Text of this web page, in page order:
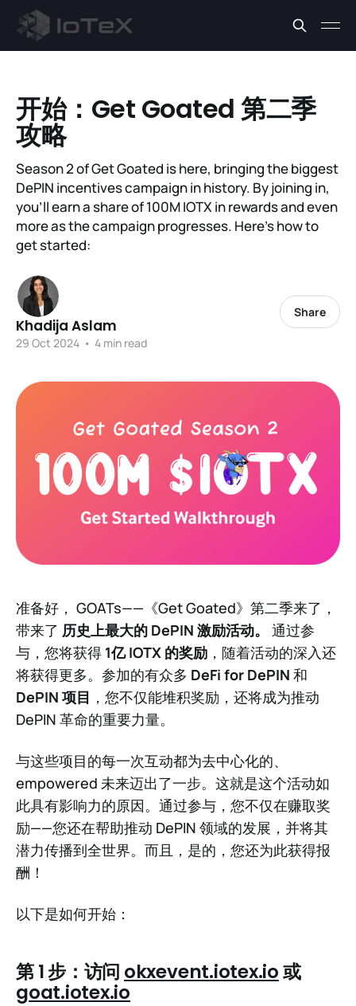
开始：Get Goated 第二季
攻略
Season 2 of Get Goated is here, bringing the biggest
DePIN incentives campaign in history. By joining in,
you'll earn a share of 100M IOTX in rewards and even
more as the campaign progresses. Here’s how to
get started:
Khadija Aslam
29 Oct 2024 • 4 min read
Share
准备好， GOATs——《Get Goated》第二季来了，
带来了 历史上最大的 DePIN 激励活动。
通过参
与，您将获得 1亿 IOTX 的奖励 ，随着活动的深入还
将获得更多。参加的有众多 DeFi for DePIN 和
DePIN 项目 ，您不仅能堆积奖励，还将成为推动
DePIN 革命的重要力量。
与这些项目的每一次互动都为去中心化的、
empowered 未来迈出了一步。这就是这个活动如
此具有影响力的原因。通过参与，您不仅在赚取奖
励——您还在帮助推动 DePIN 领域的发展，并将其
潜力传播到全世界。而且，是的，您还为此获得报
酬！
以下是如何开始：
第 1 步：访问 okxevent.iotex.io或
goat.iotex.io